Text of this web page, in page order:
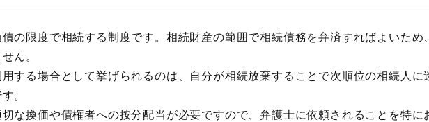
の限度で相続する制度です。相続財産の範囲で相続債務を弁済すればよいため
ん。
する場合として挙げられるのは、自分が相続放棄することで次順位の相続人に
。
な換価や債権者への按分配当が必要ですので、弁護士に依頼されることを特に